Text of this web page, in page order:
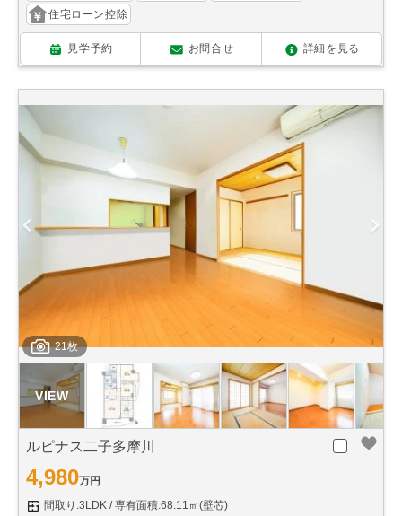
住宅ローン控除
見学予約 お問合せ 詳細を見る
21枚
ルピナス二子多摩川
4,980万円
間取り:3LDK
専有面積:68.11㎡(壁芯)